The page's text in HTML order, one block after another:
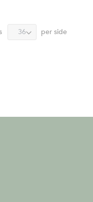
per side